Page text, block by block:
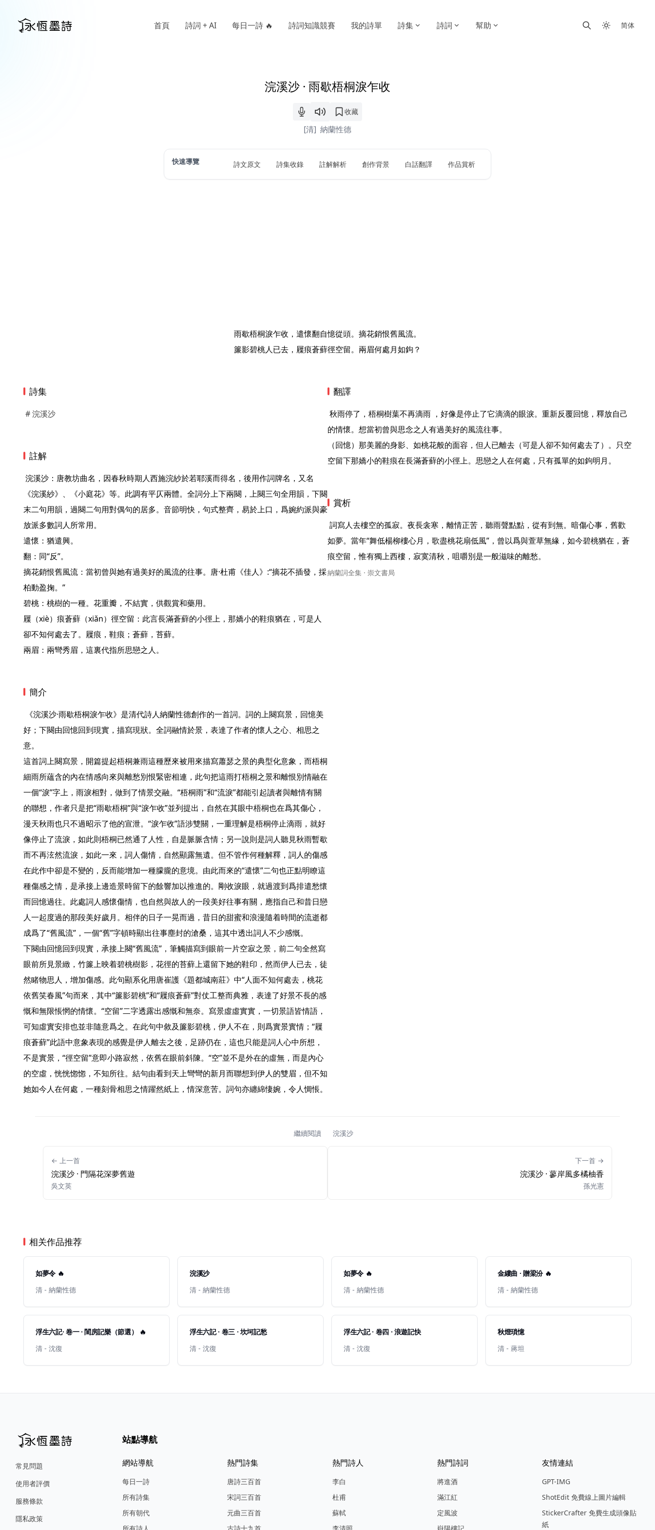
首頁 詩詞 + AI 每日一詩 🔥 詩詞知識競賽 我的詩單 詩集 詩詞 幫助 简体
浣溪沙 · 雨歇梧桐淚乍收
收藏
[清] 納蘭性德
快速導覽 詩文原文 詩集收錄 註解解析 創作背景 白話翻譯 作品賞析
雨歇梧桐淚乍收，遣懷翻自憶從頭。摘花銷恨舊風流。
簾影碧桃人已去，屧痕蒼蘚徑空留。兩眉何處月如鉤？
詩集
# 浣溪沙
註解
《浣溪紗》、《小庭花》等。此調有平仄兩體。全詞分上下兩闋，上闋三句全用韻，下闋
末二句用韻，過闋二句用對偶句的居多。音節明快，句式整齊，易於上口，爲婉約派與豪
放派多數詞人所常用。
遣懷：猶遣興。
翻：同“反”。
摘花銷恨舊風流：當初曾與她有過美好的風流的往事。唐·杜甫《佳人》:“摘花不插發，採
柏動盈掬。”
碧桃：桃樹的一種。花重瓣，不結實，供觀賞和藥用。
屧（xiè）痕蒼蘚（xiǎn）徑空留：此言長滿蒼蘚的小徑上，那嬌小的鞋痕猶在，可是人
卻不知何處去了。屧痕，鞋痕；蒼蘚，苔蘚。
兩眉：兩彎秀眉，這裏代指所思戀之人。
簡介
好；下闋由回憶回到現實，描寫現狀。全詞融情於景，表達了作者的懷人之心、相思之
意。
這首詞上闋寫景，開篇提起梧桐兼雨這種歷來被用來描寫蕭瑟之景的典型化意象，而梧桐
細雨所蘊含的內在情感向來與離愁別恨緊密相連，此句把這雨打梧桐之景和離恨別情融在
一個“淚”字上，雨淚相對，做到了情景交融。“梧桐雨”和“流淚”都能引起讀者與離情有關
的聯想，作者只是把“雨歇梧桐”與“淚乍收”並列提出，自然在其眼中梧桐也在爲其傷心，
漫天秋雨也只不過昭示了他的宣泄。“淚乍收”語涉雙關，一重理解是梧桐停止滴雨，就好
像停止了流淚，如此則梧桐已然通了人性，自是脈脈含情；另一說則是詞人聽見秋雨暫歇
而不再泫然流淚，如此一來，詞人傷情，自然顯露無遺。但不管作何種解釋，詞人的傷感
在此作中卻是不變的，反而能增加一種朦朧的意境。由此而來的“遣懷”二句也正點明瞭這
種傷感之情，是承接上邊造景時留下的餘響加以推進的。剛收淚眼，就過渡到爲排遣愁懷
而回憶過往。此處詞人感懷傷情，也自然與故人的一段美好往事有關，應指自己和昔日戀
人一起度過的那段美好歲月。相伴的日子一晃而過，昔日的甜蜜和浪漫隨着時間的流逝都
成爲了“舊風流”，一個“舊”字頓時顯出往事塵封的滄桑，這其中透出詞人不少感慨。
下闋由回憶回到現實，承接上闋“舊風流”，筆觸描寫到眼前一片空寂之景，前二句全然寫
眼前所見景緻，竹簾上映着碧桃樹影，花徑的苔蘚上還留下她的鞋印，然而伊人已去，徒
然睹物思人，增加傷感。此句顯系化用唐崔護《題都城南莊》中“人面不知何處去，桃花
依舊笑春風”句而來，其中“簾影碧桃”和“屧痕蒼蘚”對仗工整而典雅，表達了好景不長的感
慨和無限悵惘的情懷。“空留”二字透露出感慨和無奈。寫景虛虛實實，一切景語皆情語，
可知虛實安排也並非隨意爲之。在此句中敘及簾影碧桃，伊人不在，則爲實景實情；“屧
痕蒼蘚”此語中意象表現的感覺是伊人離去之後，足跡仍在，這也只能是詞人心中所想，
不是實景，“徑空留”意即小路寂然，依舊在眼前斜陳。“空”並不是外在的虛無，而是內心
的空虛，恍恍惚惚，不知所往。結句由看到天上彎彎的新月而聯想到伊人的雙眉，但不知
翻譯
的情懷。想當初曾與思念之人有過美好的風流往事。
（回憶）那美麗的身影、如桃花般的面容，但人已離去（可是人卻不知何處去了）。只空
空留下那嬌小的鞋痕在長滿蒼蘚的小徑上。思戀之人在何處，只有孤單的如鉤明月。
賞析
如夢。當年“舞低楊柳樓心月，歌盡桃花扇低風”，曾以爲與萱草無緣，如今碧桃猶在，蒼
痕空留，惟有獨上西樓，寂寞清秋，咀嚼別是一般滋味的離愁。
納蘭詞全集 · 崇文書局
繼續閱讀 浣溪沙
← 上一首
浣溪沙 · 門隔花深夢舊遊
吳文英
下一首 →
浣溪沙 · 蓼岸風多橘柚香
孫光憲
相关作品推荐
如夢令 🔥
清 - 納蘭性德
浣溪沙
清 - 納蘭性德
如夢令 🔥
清 - 納蘭性德
金縷曲 · 贈梁汾 🔥
清 - 納蘭性德
浮生六記· 卷一 · 閨房記樂（節選） 🔥
清 - 沈復
浮生六記 · 卷三 · 坎坷記愁
清 - 沈復
浮生六記 · 卷四 · 浪遊記快
清 - 沈復
秋燈瑣憶
清 - 蔣坦
常見問題
使用者評價
服務條款
隱私政策
站點導航
網站導航
每日一詩
所有詩集
所有朝代
熱門詩集
唐詩三百首
宋詞三百首
元曲三百首
熱門詩人
李白
杜甫
蘇軾
熱門詩詞
將進酒
滿江紅
定風波
友情連結
GPT-IMG
ShotEdit 免費線上圖片編輯
StickerCrafter 免費生成頭像貼
紙